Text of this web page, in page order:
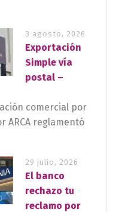
3 agosto, 2026
Exportación
Simple vía
postal –
comercial por
ARCA reglamentó
29 julio, 2026
El banco
rechazo tu
reclamo por